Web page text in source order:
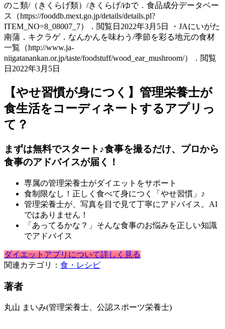
のこ類/（きくらげ類）/きくらげ/ゆで．食品成分データベー
ス（https://fooddb.mext.go.jp/details/details.pl?
ITEM_NO=8_08007_7）．閲覧日2022年3月5日 ・JAにいがた
南蒲．キクラゲ．なんかんを味わう/季節を彩る地元の食材
一覧（http://www.ja-
niigatanankan.or.jp/taste/foodstuff/wood_ear_mushroom/）．閲覧
日2022年3月5日
【やせ習慣が身につく】管理栄養士が
食生活をコーディネートするアプリっ
て？
まずは無料でスタート♪食事を撮るだけ、プロから
食事のアドバイスが届く！
専属の管理栄養士がダイエットをサポート
食制限なし！正しく食べて身につく「やせ習慣」♪
管理栄養士が、写真を目で見て丁寧にアドバイス。AI
ではありません！
「あってるかな？」そんな食事のお悩みを正しい知識
でアドバイス
ダイエットアプリについて詳しく見る
関連カテゴリ： 食・レシピ
著者
丸山 まいみ(管理栄養士、公認スポーツ栄養士)